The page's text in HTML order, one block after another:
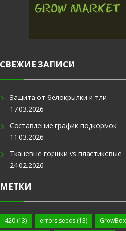
СВЕЖИЕ ЗАПИСИ
Защита от белокрылки и тли
17.03.2026
Составление график подкормок
11.03.2026
Тканевые горшки vs пластиковые
24.02.2026
МЕТКИ
420 (13) errors seeds(13) GrowBox